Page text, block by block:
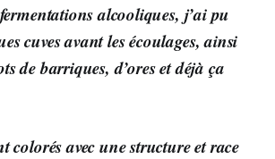
alcooliques, j’ai pu
cuves avant les écoulages, ainsi
de barriques, d’ores et déjà ça
colorés avec une structure et race